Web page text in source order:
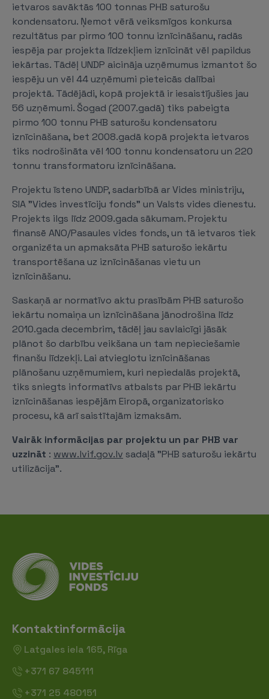
ietvaros savāktās 100 tonnas PHB saturošu
kondensatoru. Ņemot vērā veiksmīgos konkursa
rezultātus par pirmo 100 tonnu iznīcināšanu, radās
iespēja par projekta līdzekļiem iznīcināt vēl papildus
iekārtas. Tādēļ UNDP aicināja uzņēmumus izmantot šo
iespēju un vēl 44 uzņēmumi pieteicās dalībai
projektā. Tādējādi, kopā projektā ir iesaistījušies jau
56 uzņēmumi. Šogad (2007.gadā) tiks pabeigta
pirmo 100 tonnu PHB saturošu kondensatoru
iznīcināšana, bet 2008.gadā kopā projekta ietvaros
tiks nodrošināta vēl 100 tonnu kondensatoru un 220
tonnu transformatoru iznīcināšana.
Projektu īsteno UNDP, sadarbībā ar Vides ministriju,
SIA "Vides investīciju fonds" un Valsts vides dienestu.
Projekts ilgs līdz 2009.gada sākumam. Projektu
finansē ANO/Pasaules vides fonds, un tā ietvaros tiek
organizēta un apmaksāta PHB saturošo iekārtu
transportēšana uz iznīcināšanas vietu un
iznīcināšanu.
Saskaņā ar normatīvo aktu prasībām PHB saturošo
iekārtu nomaiņa un iznīcināšana jānodrošina līdz
2010.gada decembrim, tādēļ jau savlaicīgi jāsāk
plānot šo darbību veikšana un tam nepieciešamie
finanšu līdzekļi. Lai atvieglotu iznīcināšanas
plānošanu uzņēmumiem, kuri nepiedalās projektā,
tiks sniegts informatīvs atbalsts par PHB iekārtu
iznīcināšanas iespējām Eiropā, organizatorisko
procesu, kā arī saistītajām izmaksām.
Vairāk informācijas par projektu un par PHB var
uzzināt : www.lvif.gov.lv sadaļā "PHB saturošu iekārtu
utilizācija".
Kontaktinformācija
Latgales iela 165, Rīga
+371 67 845111
+371 25 480151